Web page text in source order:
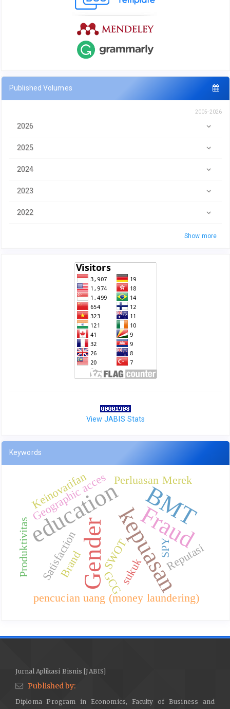
Published Volumes
2005-2026
2026
2025
2024
2023
2022
Show more
View JABIS Stats
Keywords
kepuasan
Gender Fraud
education BMT
pencucian uang (money laundering)
Geographic acces
Brand SWOT
Satisfaction
Keinovatifan
sukuk
SPYReputasi
Perluasan Merek
Produktivitas
GCG
Jurnal Aplikasi Bisnis [JABIS]
Published by:
Diploma Program in Economics, Faculty of Business and